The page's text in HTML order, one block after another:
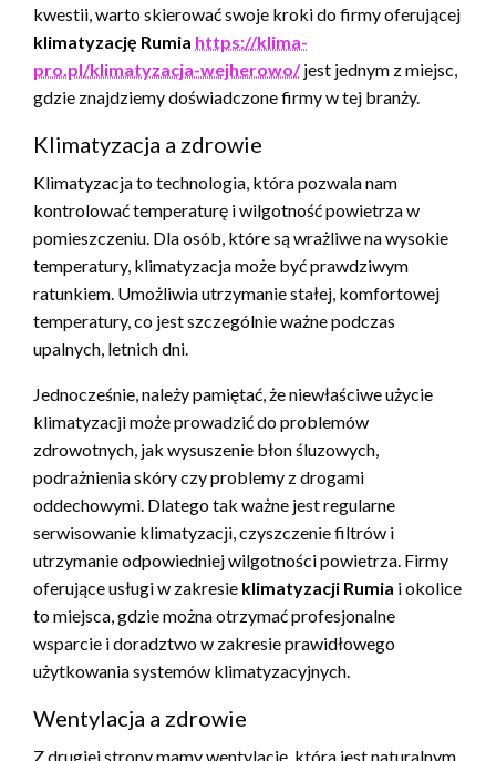
kwestii, warto skierować swoje kroki do firmy oferującej
klimatyzację Rumia https://klima-
pro.pl/klimatyzacja-wejherowo/jest jednym z miejsc,
gdzie znajdziemy doświadczone firmy w tej branży.
Klimatyzacja a zdrowie
Klimatyzacja to technologia, która pozwala nam
kontrolować temperaturę i wilgotność powietrza w
pomieszczeniu. Dla osób, które są wrażliwe na wysokie
temperatury, klimatyzacja może być prawdziwym
ratunkiem. Umożliwia utrzymanie stałej, komfortowej
temperatury, co jest szczególnie ważne podczas
upalnych, letnich dni.
Jednocześnie, należy pamiętać, że niewłaściwe użycie
klimatyzacji może prowadzić do problemów
zdrowotnych, jak wysuszenie błon śluzowych,
podrażnienia skóry czy problemy z drogami
oddechowymi. Dlatego tak ważne jest regularne
serwisowanie klimatyzacji, czyszczenie filtrów i
utrzymanie odpowiedniej wilgotności powietrza. Firmy
oferujące usługi w zakresie klimatyzacji Rumia i okolice
to miejsca, gdzie można otrzymać profesjonalne
wsparcie i doradztwo w zakresie prawidłowego
użytkowania systemów klimatyzacyjnych.
Wentylacja a zdrowie
Z drugiej strony mamy wentylację, która jest naturalnym